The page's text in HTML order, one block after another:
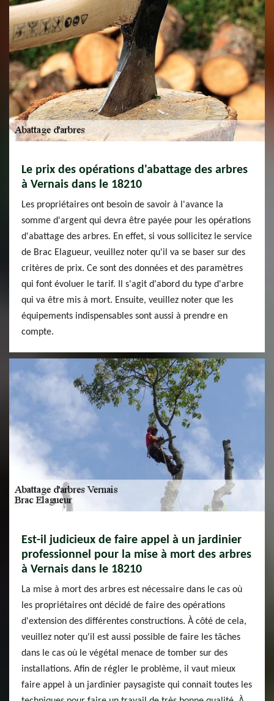
Le prix des opérations d'abattage des arbres
à Vernais dans le 18210
Les propriétaires ont besoin de savoir à l'avance la
somme d'argent qui devra être payée pour les opérations
d'abattage des arbres. En effet, si vous sollicitez le service
de Brac Elagueur, veuillez noter qu'il va se baser sur des
critères de prix. Ce sont des données et des paramètres
qui font évoluer le tarif. Il s'agit d'abord du type d'arbre
qui va être mis à mort. Ensuite, veuillez noter que les
équipements indispensables sont aussi à prendre en
compte.
Est-il judicieux de faire appel à un jardinier
professionnel pour la mise à mort des arbres
à Vernais dans le 18210
La mise à mort des arbres est nécessaire dans le cas où
les propriétaires ont décidé de faire des opérations
d'extension des différentes constructions. À côté de cela,
veuillez noter qu'il est aussi possible de faire les tâches
dans le cas où le végétal menace de tomber sur des
installations. Afin de régler le problème, il vaut mieux
faire appel à un jardinier paysagiste qui connait toutes les